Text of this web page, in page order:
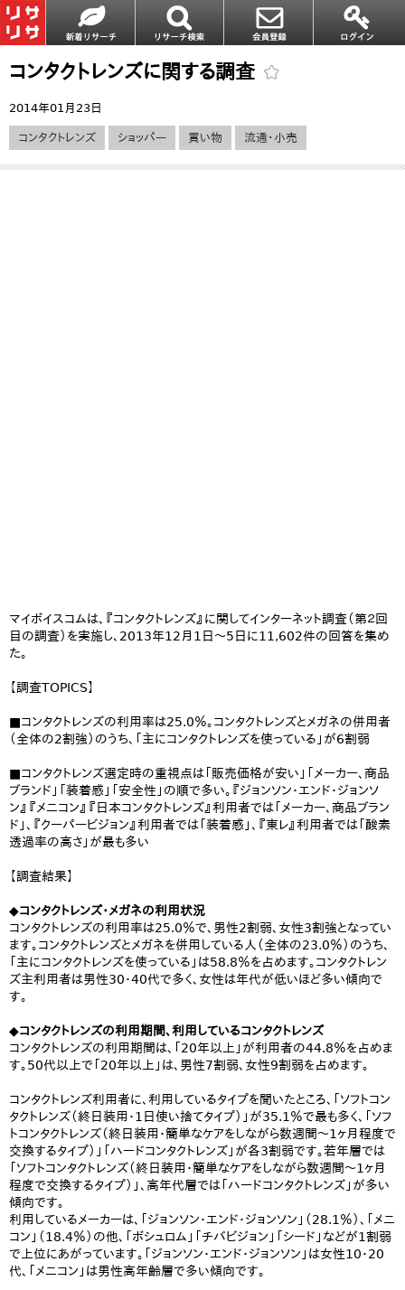
コンタクトレンズに関する調査
2014年01月23日
コンタクトレンズ ショッパー 買い物 流通・小売
マイボイスコムは、『コンタクトレンズ』に関してインターネット調査（第２回
目の調査）を実施し、2013年12月1日～5日に11,602件の回答を集め
た。
【調査TOPICS】
■コンタクトレンズの利用率は25.0％。コンタクトレンズとメガネの併用者
（全体の2割強）のうち、「主にコンタクトレンズを使っている」が6割弱
■コンタクトレンズ選定時の重視点は「販売価格が安い」「メーカー、商品
ブランド」「装着感」「安全性」の順で多い。『ジョンソン・エンド・ジョンソ
ン』『メニコン』『日本コンタクトレンズ』利用者では「メーカー、商品ブラン
ド」、『クーパービジョン』利用者では「装着感」、『東レ』利用者では「酸素
透過率の高さ」が最も多い
【調査結果】
◆コンタクトレンズ・メガネの利用状況
コンタクトレンズの利用率は25.0％で、男性2割弱、女性3割強となってい
ます。コンタクトレンズとメガネを併用している人（全体の23.0％）のうち、
「主にコンタクトレンズを使っている」は58.8％を占めます。コンタクトレン
ズ主利用者は男性30・40代で多く、女性は年代が低いほど多い傾向で
す。
◆コンタクトレンズの利用期間、利用しているコンタクトレンズ
コンタクトレンズの利用期間は、「20年以上」が利用者の44.8％を占めま
す。50代以上で「20年以上」は、男性7割弱、女性9割弱を占めます。
コンタクトレンズ利用者に、利用しているタイプを聞いたところ、「ソフトコン
タクトレンズ（終日装用・1日使い捨てタイプ）」が35.1％で最も多く、「ソフ
トコンタクトレンズ（終日装用・簡単なケアをしながら数週間～1ヶ月程度で
交換するタイプ）」「ハードコンタクトレンズ」が各3割弱です。若年層では
「ソフトコンタクトレンズ（終日装用・簡単なケアをしながら数週間～1ヶ月
程度で交換するタイプ）」、高年代層では「ハードコンタクトレンズ」が多い
傾向です。
利用しているメーカーは、「ジョンソン・エンド・ジョンソン」（28.1％）、「メニ
コン」（18.4％）の他、「ボシュロム」「チバビジョン」「シード」などが1割弱
で上位にあがっています。「ジョンソン・エンド・ジョンソン」は女性10・20
代、「メニコン」は男性高年齢層で多い傾向です。